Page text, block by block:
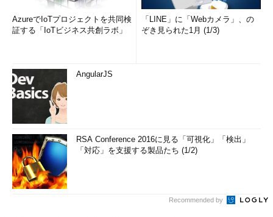
AzureでIoTプロジェクトを共同検
証する「IoTビジネス共創ラボ」
「LINE」に「Webカメラ」、の
ぞき見られた1月 (1/3)
AngularJS
RSA Conference 2016に見る「可視化」「検出」
「対応」を支援する製品たち (1/2)
Recommended by